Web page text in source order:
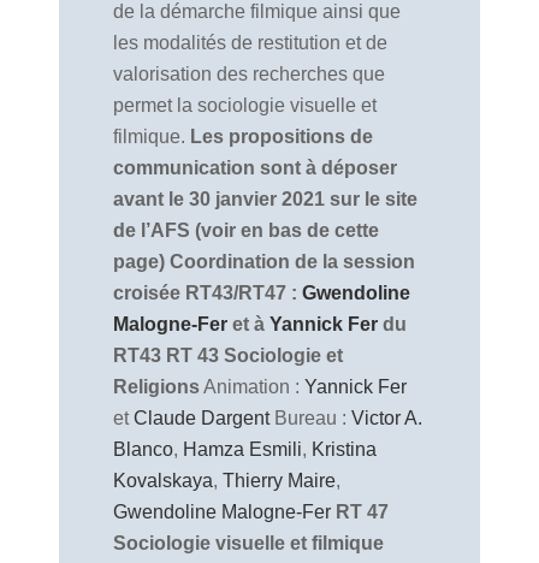
de la démarche filmique ainsi que
les modalités de restitution et de
valorisation des recherches que
permet la sociologie visuelle et
filmique. Les propositions de
communication sont à déposer
avant le 30 janvier 2021 sur le site
de l’AFS (voir en bas de cette
page) Coordination de la session
croisée RT43/RT47 : Gwendoline
Malogne-Fer et à Yannick Fer du
RT43 RT 43 Sociologie et
ReligionsAnimation : Yannick Fer
etClaude DargentBureau : Victor A.
Blanco, Hamza Esmili, Kristina
Kovalskaya, Thierry Maire,
Gwendoline Malogne-Fer RT 47
Sociologie visuelle et filmique